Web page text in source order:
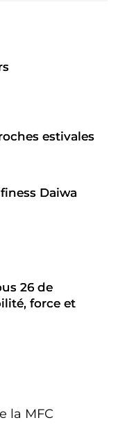
estivales
Daiwa
26 de
force et
la MFC